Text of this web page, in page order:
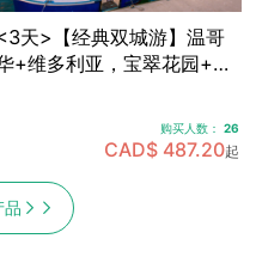
天>【经典双城游】温哥
+维多利亚，宝翠花园+卡
华机场免费接送机
购买人数： 26
CAD$ 487.20起
品